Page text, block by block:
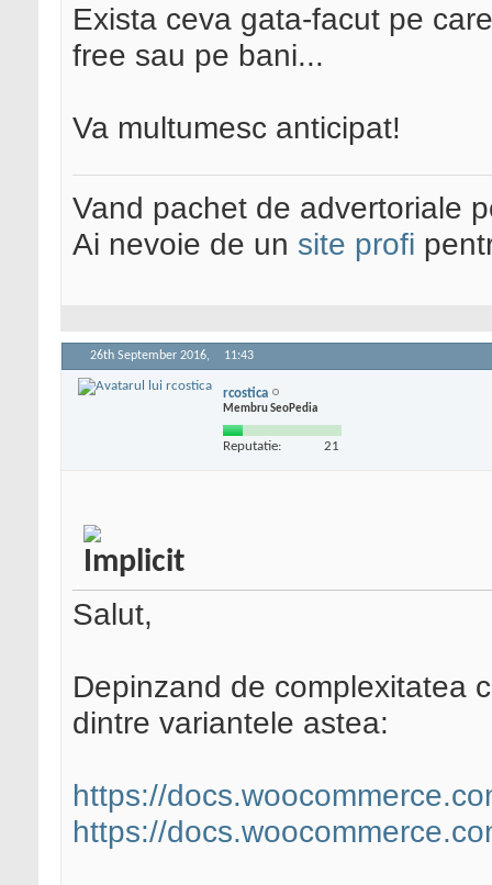
Exista ceva gata-facut pe
free sau pe bani...
Va multumesc anticipat!
Vand pachet de advertoriale
Ai nevoie de un site profi
26th September 2016, 11:43
rcostica
Membru SeoPedia
Reputatie: 21
Salut,
Depinzand de complexitatea
dintre variantele astea:
https://
https://